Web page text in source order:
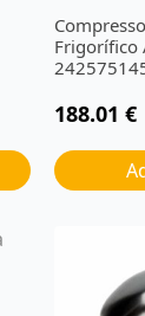
Frigorífico
188.01 €